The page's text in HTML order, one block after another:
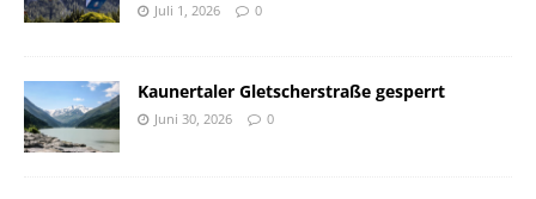
Juli 1, 2026 0
Kaunertaler Gletscherstraße gesperrt
Juni 30, 2026 0